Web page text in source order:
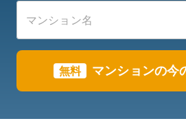
無料 マンションの今